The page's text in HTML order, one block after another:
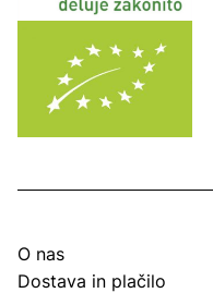
O nas
Dostava in plačilo